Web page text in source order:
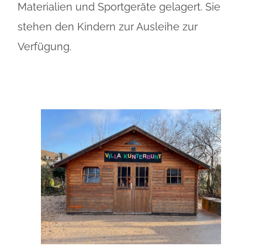
Materialien und Sportgeräte gelagert. Sie
stehen den Kindern zur Ausleihe zur
Verfügung.